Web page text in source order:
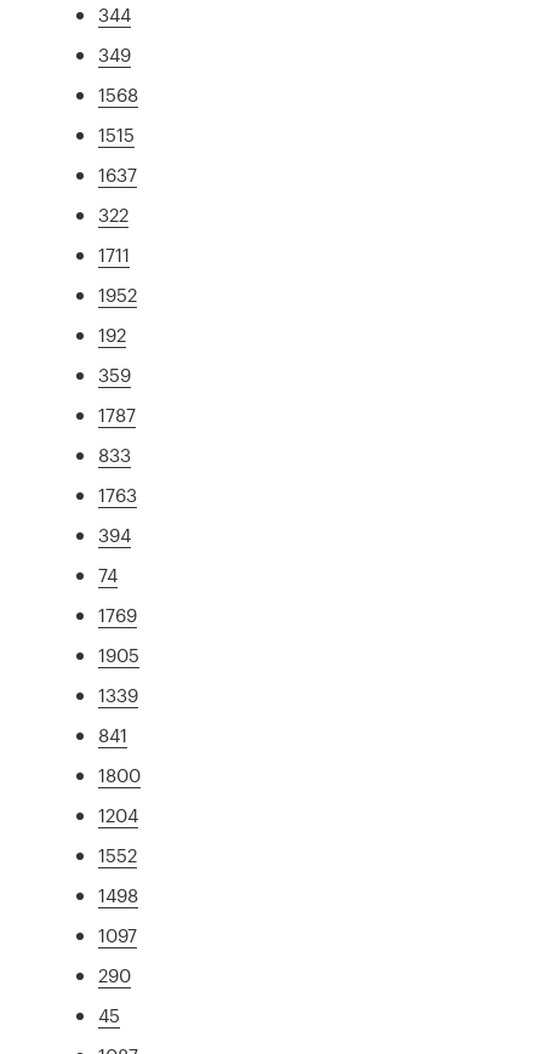
344
349
1568
1515
1637
322
1711
1952
192
359
1787
833
1763
394
74
1769
1905
1339
841
1800
1204
1552
1498
1097
290
45